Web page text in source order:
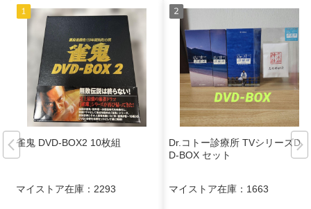
雀鬼 DVD-BOX2 10枚組
マイストア在庫： 2293
Dr.コトー診療所 TVシリーズDV
D-BOX セット
マイストア在庫： 1663